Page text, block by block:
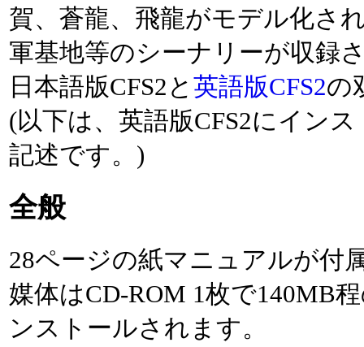
賀、蒼龍、飛龍がモデル化さ
軍基地等のシーナリーが収録
日本語版CFS2と 英語版CFS2の
(以下は、英語版CFS2にイン
記述です。)
全般
28ページの紙マニュアルが付
媒体はCD-ROM 1枚で140MB
ンストールされます。